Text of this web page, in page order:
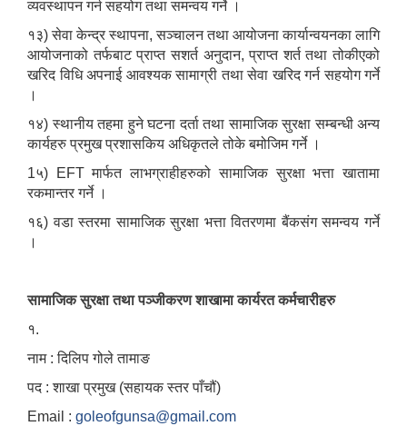
व्यवस्थापन गर्न सहयोग तथा समन्वय गर्ने ।
१३) सेवा केन्द्र स्थापना, सञ्चालन तथा आयोजना कार्यान्वयनका लागि
आयोजनाको तर्फबाट प्राप्त सशर्त अनुदान, प्राप्त शर्त तथा तोकीएको
खरिद विधि अपनाई आवश्यक सामाग्री तथा सेवा खरिद गर्न सहयोग गर्ने
।
१४) स्थानीय तहमा हुने घटना दर्ता तथा सामाजिक सुरक्षा सम्बन्धी अन्य
कार्यहरु प्रमुख प्रशासकिय अधिकृतले तोके बमोजिम गर्ने ।
1५) EFT मार्फत लाभग्राहीहरुको सामाजिक सुरक्षा भत्ता खातामा
रकमान्तर गर्ने ।
१६) वडा स्तरमा सामाजिक सुरक्षा भत्ता वितरणमा बैंकसंग समन्वय गर्ने
।
सामाजिक सुरक्षा तथा पञ्जीकरण शाखामा कार्यरत कर्मचारीहरु
१.
नाम : दिलिप गोले तामाङ
पद : शाखा प्रमुख (सहायक स्तर पाँचौं)
Email : goleofgunsa@gmail.com